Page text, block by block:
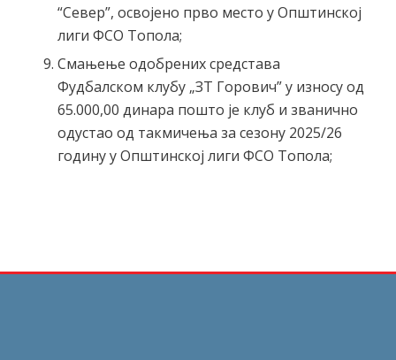
“Север”, освојено прво место у Општинској
лиги ФСО Топола;
Смањење одобрених средстава
Фудбалском клубу „ЗТ Горович” у износу од
65.000,00 динара пошто је клуб и званично
одустао од такмичења за сезону 2025/26
годину у Општинској лиги ФСО Топола;